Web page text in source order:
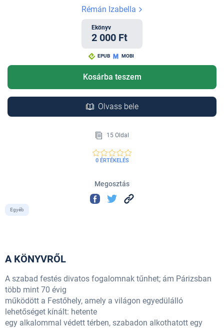
Rémán Izabella
Ekönyv
2 000 Ft
EPUB MOBI
Kosárba teszem
Olvass bele
15 Oldal
0 ÉRTÉKELÉS
Megosztás
Egyéb
A KÖNYVRŐL
A szabad festés divatos fogalomnak tűnhet; ám Párizsban
több mint 70 évig
működött a Festőhely, amely a világon egyedülálló
lehetőséget kínált: hetente
egy alkalommal védett térben, szabadon alkothatott egy